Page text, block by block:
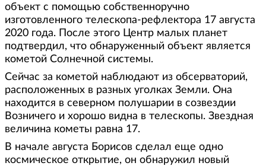
объект с помощью собственноручно
изготовленного телескопа-рефлектора 17 августа
2020 года. После этого Центр малых планет
подтвердил, что обнаруженный объект является
кометой Солнечной системы.
Сейчас за кометой наблюдают из обсерваторий,
расположенных в разных уголках Земли. Она
находится в северном полушарии в созвездии
Возничего и хорошо видна в телескопы. Звездная
величина кометы равна 17.
В начале августа Борисов сделал еще одно
космическое открытие, он обнаружил новый